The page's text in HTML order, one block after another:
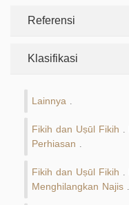
Referensi
Klasifikasi
Lainnya
Fikih dan Uṣūl Fikih
Perhiasan
Fikih dan Uṣūl Fikih
Menghilangkan Najis